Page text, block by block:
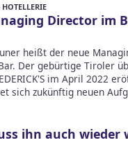
Director im
heißt der neue
Der gebürtige Tiroler
im April 2022
sich zukünftig neuen
ihn auch wieder